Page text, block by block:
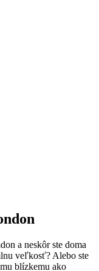
a neskôr ste doma
veľkosť? Alebo ste
blízkemu ako